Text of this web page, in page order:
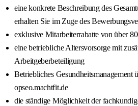
eine konkrete Beschreibung des
erhalten Sie im Zuge des
exklusive Mitarbeiterrabatte von über
eine betriebliche Altersvorsorge mit
Arbeitgeberbeteiligung
Betriebliches Gesundheitsmanagement
opseo.machtfit.de
die ständige Möglichkeit der